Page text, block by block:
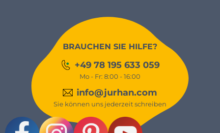
BRAUCHEN SIE HILFE?
+49 78 195 633 059
Mo - Fr: 8:00 - 16:00
info@jurhan.com
Sie können uns jederzeit schreiben